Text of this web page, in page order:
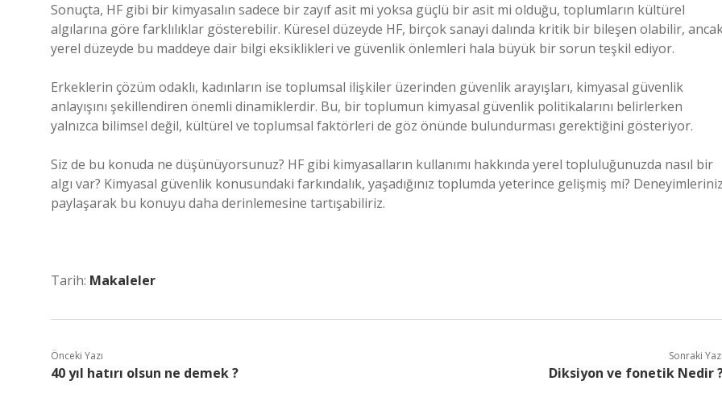
Sonuçta, HF gibi bir kimyasalın sadece bir zayıf asit mi yoksa güçlü bir asit mi olduğu, toplumların kültürel
algılarına göre farklılıklar gösterebilir. Küresel düzeyde HF, birçok sanayi dalında kritik bir bileşen olabilir,
yerel düzeyde bu maddeye dair bilgi eksiklikleri ve güvenlik önlemleri hala büyük bir sorun teşkil ediyor.
Erkeklerin çözüm odaklı, kadınların ise toplumsal ilişkiler üzerinden güvenlik arayışları, kimyasal güvenlik
anlayışını şekillendiren önemli dinamiklerdir. Bu, bir toplumun kimyasal güvenlik politikalarını belirlerken
yalnızca bilimsel değil, kültürel ve toplumsal faktörleri de göz önünde bulundurması gerektiğini gösteriyor.
Siz de bu konuda ne düşünüyorsunuz? HF gibi kimyasalların kullanımı hakkında yerel topluluğunuzda nasıl bir
algı var? Kimyasal güvenlik konusundaki farkındalık, yaşadığınız toplumda yeterince gelişmiş mi?
paylaşarak bu konuyu daha derinlemesine tartışabiliriz.
Tarih: Makaleler
Önceki Yazı
40 yıl hatırı olsun ne demek ?
Sonraki Yazı
Diksiyon ve fonetik Nedir